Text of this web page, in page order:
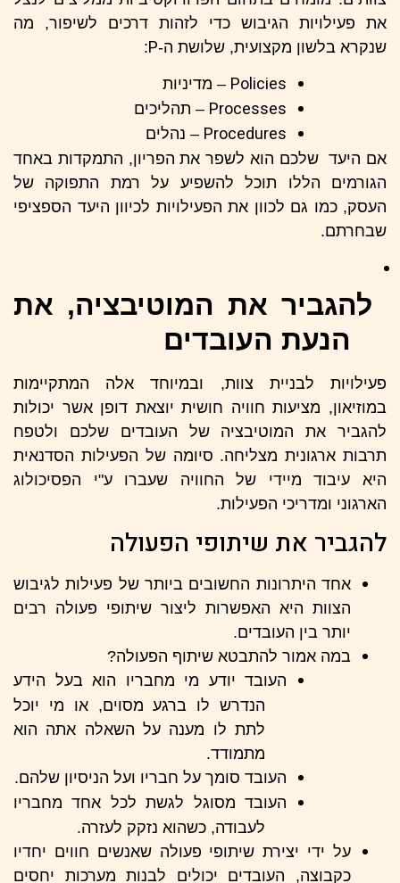
את פעילויות הגיבוש כדי לזהות דרכים לשיפור, מה
שנקרא בלשון מקצועית, שלושת ה-P
:
Policies – מדיניות
Processes – תהליכים
Procedures – נהלים
אם היעד שלכם הוא לשפר את הפריון, התמקדות באחד
הגורמים הללו תוכל להשפיע על רמת התפוקה של
העסק, כמו גם לכוון את הפעילויות לכיוון היעד הספציפי
שבחרתם.
להגביר את המוטיבציה, את
הנעת העובדים
פעילויות לבניית צוות, ובמיוחד אלה המתקיימות
במוזיאון, מציעות חוויה חושית יוצאת דופן אשר יכולות
להגביר את המוטיבציה של העובדים שלכם ולטפח
תרבות ארגונית מצליחה. סיומה של הפעילות הסדנאית
היא עיבוד מיידי של החוויה שעברו ע"י הפסיכולוג
הארגוני ומדריכי הפעילות.
להגביר את שיתופי הפעולה
אחד היתרונות החשובים ביותר של פעילות לגיבוש
הצוות היא האפשרות ליצור שיתופי פעולה רבים
יותר בין העובדים.
במה אמור להתבטא שיתוף הפעולה?
העובד יודע מי מחבריו הוא בעל הידע
הנדרש לו ברגע מסוים, או מי יוכל
לתת לו מענה על השאלה אתה הוא
מתמודד.
העובד סומך על חבריו ועל הניסיון שלהם.
העובד מסוגל לגשת לכל אחד מחבריו
לעבודה, כשהוא נזקק לעזרה.
על ידי יצירת שיתופי פעולה שאנשים חווים יחדיו
כקבוצה, העובדים יכולים לבנות מערכות יחסים